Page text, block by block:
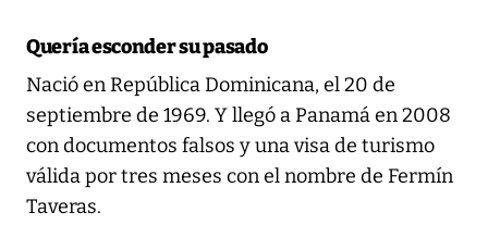
Quería esconder su pasado
Nació en República Dominicana, el 20 de
septiembre de 1969. Y llegó a Panamá en 2008
con documentos falsos y una visa de turismo
válida por tres meses con el nombre de Fermín
Taveras.